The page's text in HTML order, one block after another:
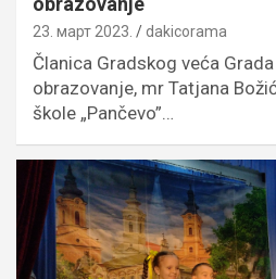
23. март 2023. dakicorama
Članica Gradskog veća
obrazovanje, mr Tatjana
škole „Pančevo”…